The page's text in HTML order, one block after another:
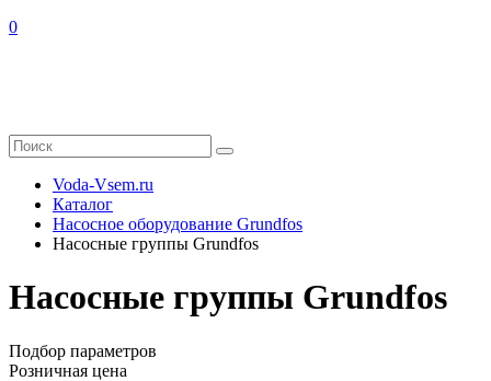
0
Voda-Vsem.ru
Каталог
Насосное оборудование Grundfos
Насосные группы Grundfos
Насосные группы Grundfos
Подбор параметров
Розничная цена